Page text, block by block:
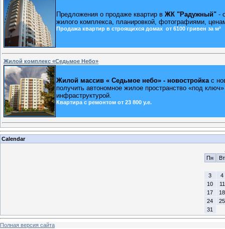
Предложения о продаже квартир в ЖК "Радужный" -
жилого комплекса, планировкой, фотографиями,
Продажа квартир в строящихся домах от 6100 гривен за м²
Жилой комплекс «Седьмое Небо»
Жилой массив « Седьмое небо» - новостройка с
получить автономное жилое пространство «под
инфраструктурой.
Квартира с ремонтом от 23 800 у.е.
Calendar
Пн
Вт
3
4
10
11
17
18
24
25
31
Полная версия сайта